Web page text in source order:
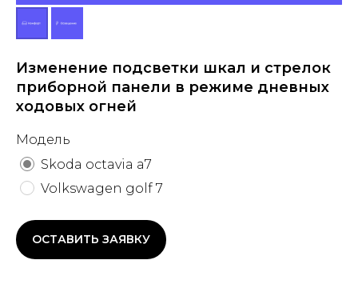
Изменение подсветки шкал и стрелок
приборной панели в режиме дневных
ходовых огней
Модель
Skoda octavia a7
Volkswagen golf 7
ОСТАВИТЬ ЗАЯВКУ